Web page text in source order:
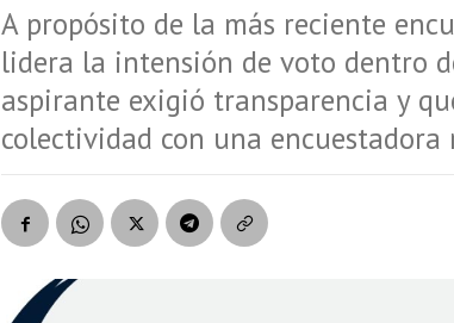
A propósito de la más reciente
lidera la intensión de voto dentro
aspirante exigió transparencia y
colectividad con una encuestadora